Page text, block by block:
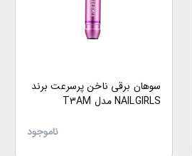
سوهان برقی ناخن پرسرعت برند
NAILGIRLS مدل T3AM
ناموجود